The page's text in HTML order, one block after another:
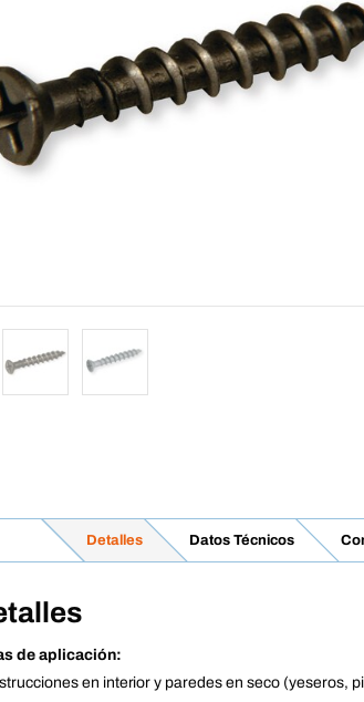
Detalles Datos Técnicos
de aplicación:
en interior y paredes en seco (yeseros,